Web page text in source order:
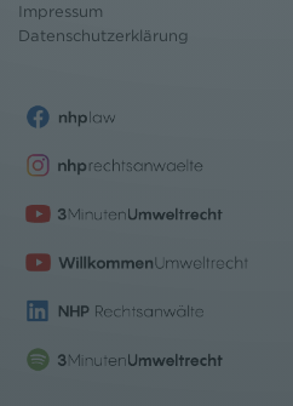
Impressum
Datenschutzerklärung